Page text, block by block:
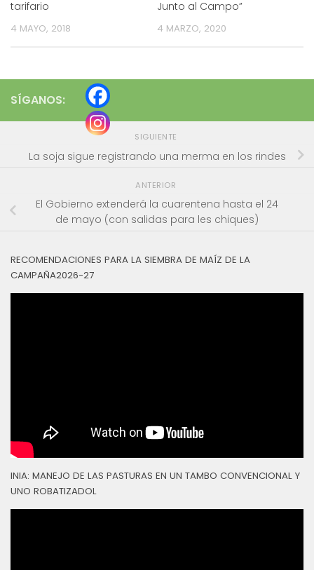
tarifario
4 MAYO, 2018
Junto al Campo”
4 MARZO, 2020
SÍGANOS:
SIGUIENTE
La soja sigue registrando una merma en los rindes
ANTERIOR
El Gobierno extenderá la cuarentena hasta el 24
de mayo (con salidas para les chiques)
RECOMENDACIONES PARA LA SIEMBRA DE MAÍZ DE LA
CAMPAÑA2026-27
INIA: MANEJO DE LAS PASTURAS EN UN TAMBO CONVENCIONAL Y
UNO ROBATIZADOL